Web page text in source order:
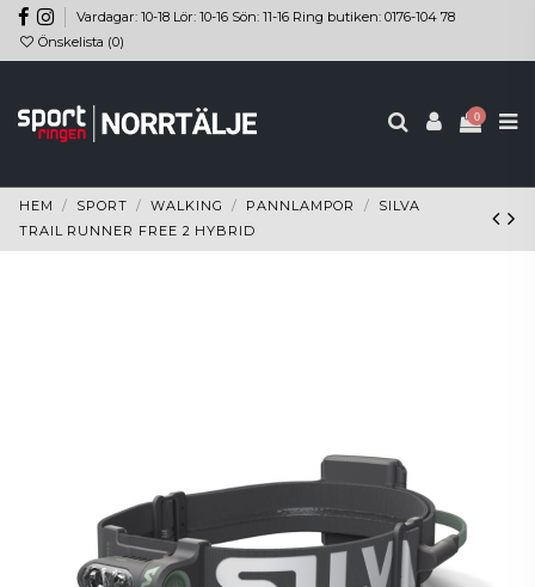
Vardagar: 10-18 Lör: 10-16 Sön: 11-16 Ring butiken: 0176-104 78
Önskelista (0)
0
HEM SPORT WALKING PANNLAMPOR
SILVA
TRAIL RUNNER FREE 2 HYBRID